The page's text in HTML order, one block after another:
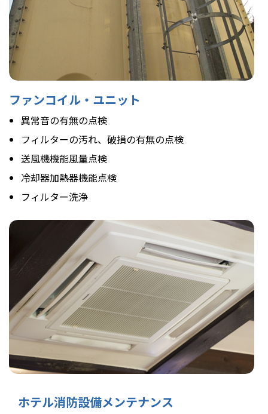
ファンコイル・ユニット
異常音の有無の点検
フィルターの汚れ、破損の有無の点検
送風機機能風量点検
冷却器加熱器機能点検
フィルター洗浄
ホテル消防設備メンテナンス